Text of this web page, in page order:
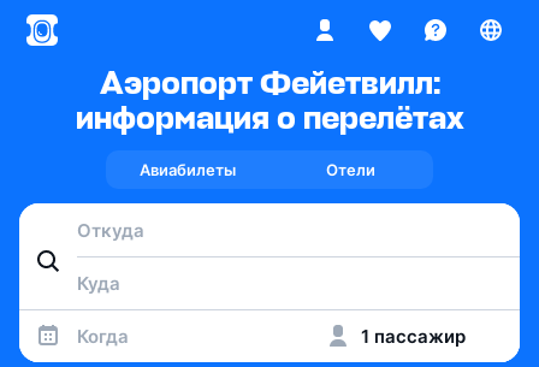
Аэропорт Фейетвилл:
информация о перелётах
Авиабилеты Отели
Когда 1 пассажир